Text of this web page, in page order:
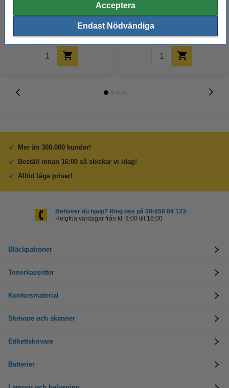
Acceptera
Endast Nödvändiga
Inkl. 25% Moms 400 kr
Mer än 300.000 kunder!
Beställ innan 16:00 så skickar vi idag!
Alltid låga priser!
Behöver du hjälp? Ring oss på 08-550 04 123
Helgfria vardagar från kl. 9:00 till 16:00
Bläckpatroner
Tonerkassetter
Kontorsmaterial
Skrivare och skanner
Etikettskrivare
Batterier